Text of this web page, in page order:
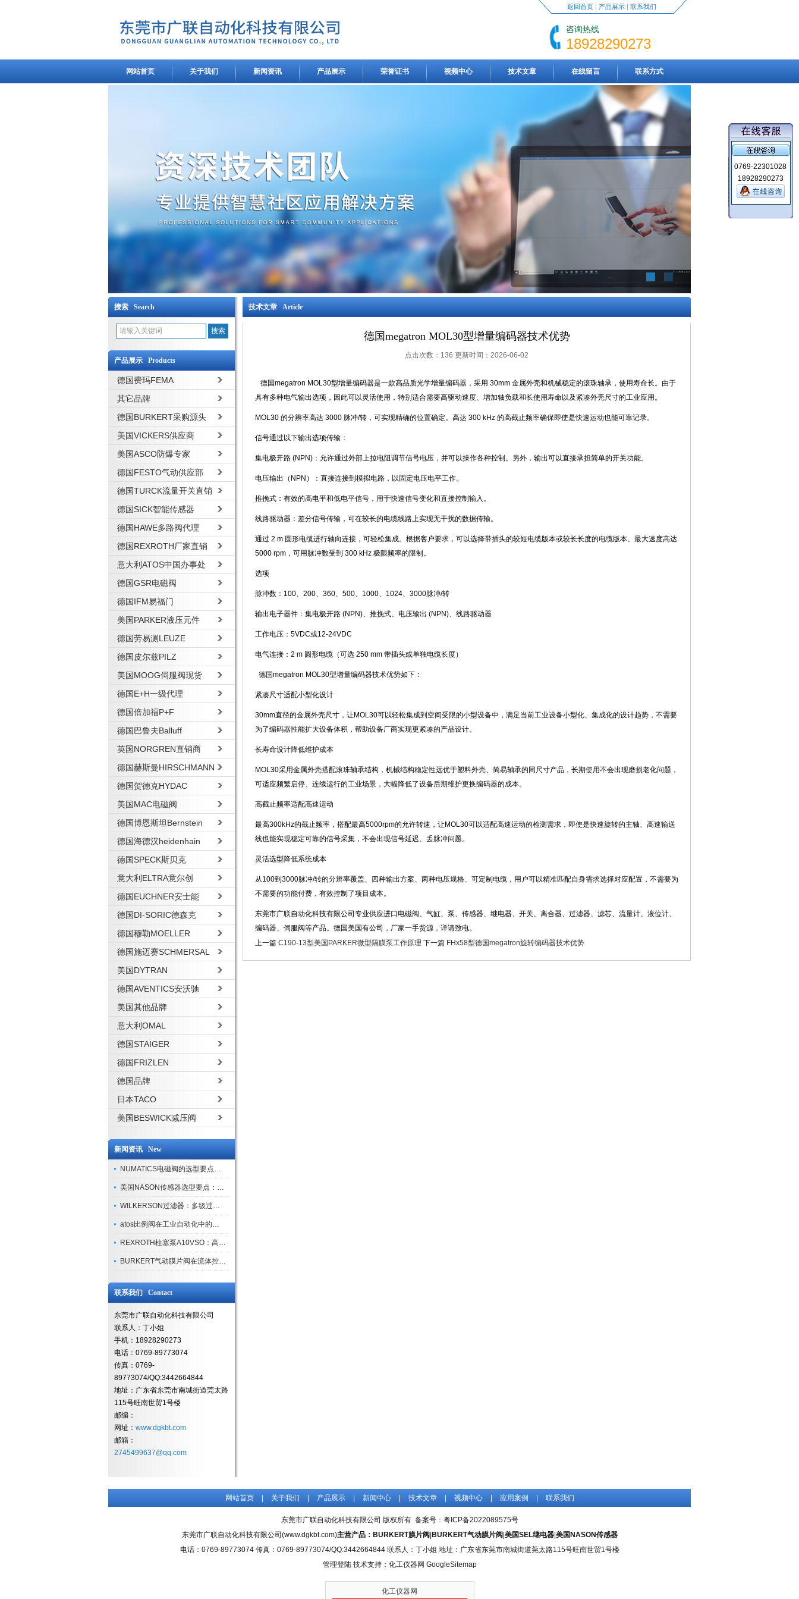
返回首页| 产品展示| 联系我们
咨询热线
18928290273
网站首页 关于我们 新闻资讯 产品展示 荣誉证书 视频中心 技术文章 在线留言 联系方式
搜索 Search
产品展示 Products
德国费玛FEMA
其它品牌
德国BURKERT采购源头
美国VICKERS供应商
美国ASCO防爆专家
德国FESTO气动供应部
德国TURCK流量开关直销
德国SICK智能传感器
德国HAWE多路阀代理
德国REXROTH厂家直销
意大利ATOS中国办事处
德国GSR电磁阀
德国IFM易福门
美国PARKER液压元件
德国劳易测LEUZE
德国皮尔兹PILZ
美国MOOG伺服阀现货
德国E+H一级代理
德国倍加福P+F
德国巴鲁夫Balluff
英国NORGREN直销商
德国赫斯曼HIRSCHMANN
德国贺德克HYDAC
美国MAC电磁阀
德国博恩斯坦Bernstein
德国海德汉heidenhain
德国SPECK斯贝克
意大利ELTRA意尔创
德国EUCHNER安士能
德国DI-SORIC德森克
德国穆勒MOELLER
德国施迈赛SCHMERSAL
美国DYTRAN
德国AVENTICS安沃驰
美国其他品牌
意大利OMAL
德国STAIGER
德国FRIZLEN
德国品牌
日本TACO
美国BESWICK减压阀
新闻资讯 New
NUMATICS电磁阀的选型要点与使用注意事项
美国NASON传感器选型要点：精度、量程与接口适配指南
WILKERSON过滤器：多级过滤技术，适配多行业净化需求
atos比例阀在工业自动化中的关键应用
REXROTH柱塞泵A10VSO：高效液压系统的核心组件
BURKERT气动膜片阀在流体控制中的应用
联系我们 Contact
东莞市广联自动化科技有限公司
联系人：丁小姐
手机：18928290273
电话：0769-89773074
传真：0769-
89773074/QQ:3442664844
地址：广东省东莞市南城街道莞太路
115号旺南世贸1号楼
邮编：
网址： www.dgkbt.com
邮箱：
2745499637@qq.com
技术文章 Article
德国megatron MOL30型增量编码器技术优势
点击次数：136 更新时间：2026-06-02
德国megatron MOL30型增量编码器是一款高品质光学增量编码器，采用 30mm 金属外壳和机械稳定的滚珠轴承，使用寿命长。由于
具有多种电气输出选项，因此可以灵活使用，特别适合需要高驱动速度、增加轴负载和长使用寿命以及紧凑外壳尺寸的工业应用。
MOL30 的分辨率高达 3000 脉冲/转，可实现精确的位置确定。高达 300 kHz 的高截止频率确保即使是快速运动也能可靠记录。
信号通过以下输出选项传输：
集电极开路 (NPN)：允许通过外部上拉电阻调节信号电压，并可以操作各种控制。另外，输出可以直接承担简单的开关功能。
电压输出（NPN）：直接连接到模拟电路，以固定电压电平工作。
推挽式：有效的高电平和低电平信号，用于快速信号变化和直接控制输入。
线路驱动器：差分信号传输，可在较长的电缆线路上实现无干扰的数据传输。
通过 2 m 圆形电缆进行轴向连接，可轻松集成。根据客户要求，可以选择带插头的较短电缆版本或较长长度的电缆版本。最大速度高达
5000 rpm，可用脉冲数受到 300 kHz 极限频率的限制。
选项
脉冲数：100、200、360、500、1000、1024、3000脉冲/转
输出电子器件：集电极开路 (NPN)、推挽式、电压输出 (NPN)、线路驱动器
工作电压：5VDC或12-24VDC
电气连接：2 m 圆形电缆（可选 250 mm 带插头或单独电缆长度）
德国megatron MOL30型增量编码器技术优势如下：
紧凑尺寸适配小型化设计
30mm直径的金属外壳尺寸，让MOL30可以轻松集成到空间受限的小型设备中，满足当前工业设备小型化、集成化的设计趋势，不需要
为了编码器性能扩大设备体积，帮助设备厂商实现更紧凑的产品设计。
长寿命设计降低维护成本
MOL30采用金属外壳搭配滚珠轴承结构，机械结构稳定性远优于塑料外壳、简易轴承的同尺寸产品，长期使用不会出现磨损老化问题，
可适应频繁启停、连续运行的工业场景，大幅降低了设备后期维护更换编码器的成本。
高截止频率适配高速运动
最高300kHz的截止频率，搭配最高5000rpm的允许转速，让MOL30可以适配高速运动的检测需求，即使是快速旋转的主轴、高速输送
线也能实现稳定可靠的信号采集，不会出现信号延迟、丢脉冲问题。
灵活选型降低系统成本
从100到3000脉冲/转的分辨率覆盖、四种输出方案、两种电压规格、可定制电缆，用户可以精准匹配自身需求选择对应配置，不需要为
不需要的功能付费，有效控制了项目成本。
东莞市广联自动化科技有限公司专业供应进口电磁阀、气缸、泵、传感器、继电器、开关、离合器、过滤器、滤芯、流量计、液位计、
编码器、伺服阀等产品。德国美国有公司，厂家一手货源，详请致电。
上一篇 C190-13型美国PARKER微型隔膜泵工作原理 下一篇 FHx58型德国megatron旋转编码器技术优势
网站首页 关于我们 产品展示 新闻中心 技术文章 视频中心 应用案例 联系我们
东莞市广联自动化科技有限公司 版权所有 备案号：粤ICP备2022089575号
东莞市广联自动化科技有限公司(www.dgkbt.com)主营产品： BURKERT膜片阀 BURKERT气动膜片阀 美国SEL继电器| 美国NASON传感器
电话：0769-89773074 传真：0769-89773074/QQ:3442664844 联系人：丁小姐 地址：广东省东莞市南城街道莞太路115号旺南世贸1号楼
管理登陆技术支持：化工仪器网 GoogleSitemap
0769-22301028
18928290273
化工仪器网